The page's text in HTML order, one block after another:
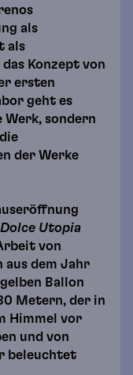
als
als
Konzept von
ersten
geht es
Werk, sondern
der Werke
Dolce Utopia
von
aus dem Jahr
Ballon
Metern, der in
Himmel vor
und von
beleuchtet